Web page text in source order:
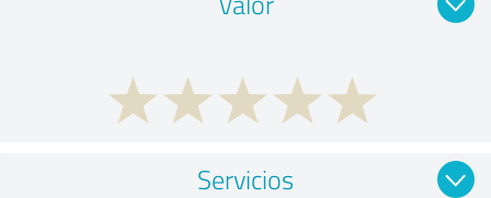
Servicios